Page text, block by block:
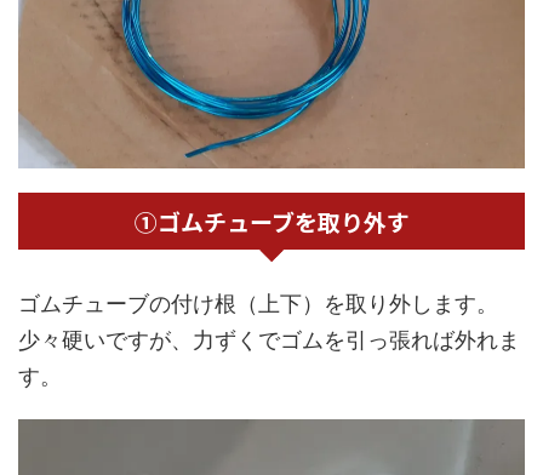
①ゴムチューブを取り外す
ゴムチューブの付け根（上下）を取り外します。
少々硬いですが、力ずくでゴムを引っ張れば外れま
す。